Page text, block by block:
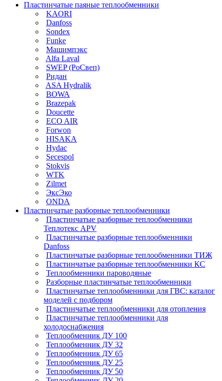
Пластинчатые паяные теплообменники
KAORI
Danfoss
Sondex
Funke
Машимпэкс
Alfa Laval
SWEP (РоСвеп)
Ридан
ASA Hydralik
BOWA
Brazepak
Doucette
ECO AIR
Forwon
HISAKA
Hydac
Secespol
Stokvis
WTK
Zilmet
ЭксЭко
ONDA
Пластинчатые разборные теплообменники
Пластинчатые разборные теплообменники
Теплотекс APV
Пластинчатые разборные теплообменники
Danfoss
Пластинчатые разборные теплообменники ТИЖ
Пластинчатые разборные теплообменники КC
Теплообменники пароводяные
Разборные пластинчатые теплообменники
Пластинчатые теплообменники для ГВС: каталог
моделей с подбором
Пластинчатые теплообменники для отопления
Пластинчатые теплообменники для
холодоснабжения
Теплообменник ДУ 100
Теплообменник ДУ 32
Теплообменник ДУ 65
Теплообменник ДУ 25
Теплообменник ДУ 50